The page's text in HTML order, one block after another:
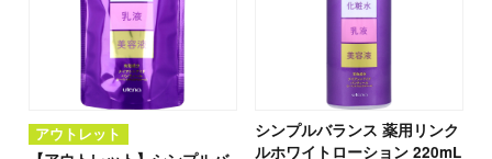
アウトレット
シンプルバランス 薬用リンク
ルホワイトローション 220mL